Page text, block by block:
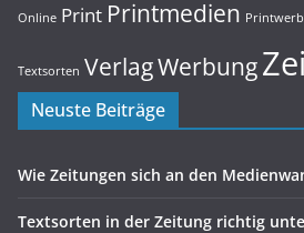
Online Print Printmedien
Textsorten VerlagWerbung
Neuste Beiträge
Wie Zeitungen sich an den
Textsorten in der Zeitung richtig